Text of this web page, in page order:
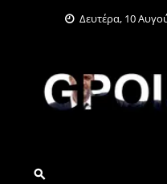
Δευτέρα, 10
G-